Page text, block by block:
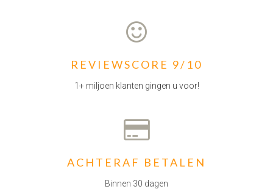
REVIEWSCORE 9/10
1+ miljoen klanten gingen u voor!
ACHTERAF BETALEN
Binnen 30 dagen